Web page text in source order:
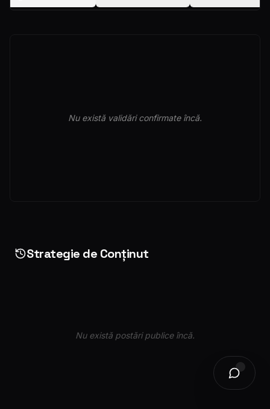
Nu există validări confirmate încă.
Strategie de Conținut
Nu există postări publice încă.